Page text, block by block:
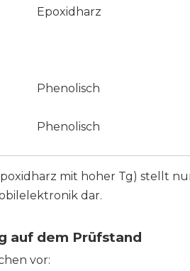
Epoxidharz
Phenolisch
Phenolisch
mit hoher Tg) stellt
dar.
auf dem Prüfstand
vor: